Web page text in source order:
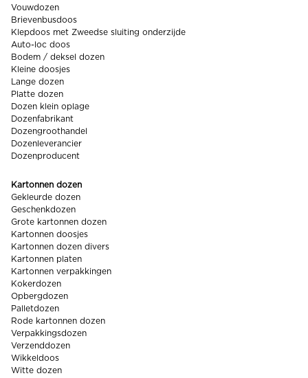
Vouwdozen
Brievenbusdoos
Klepdoos met Zweedse sluiting onderzijde
Auto-loc doos
Bodem / deksel dozen
Kleine doosjes
Lange dozen
Platte dozen
Dozen klein oplage
Dozenfabrikant
Dozengroothandel
Dozenleverancier
Dozenproducent
Kartonnen dozen
Gekleurde dozen
Geschenkdozen
Grote kartonnen dozen
Kartonnen doosjes
Kartonnen dozen divers
Kartonnen platen
Kartonnen verpakkingen
Kokerdozen
Opbergdozen
Palletdozen
Rode kartonnen dozen
Verpakkingsdozen
Verzenddozen
Wikkeldoos
Witte dozen